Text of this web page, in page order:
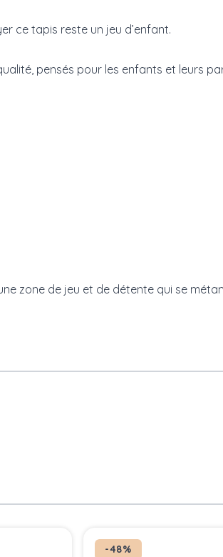
ce tapis reste un jeu d’enfant.
pensés pour les enfants et leurs
zone de jeu et de détente qui se
-48%